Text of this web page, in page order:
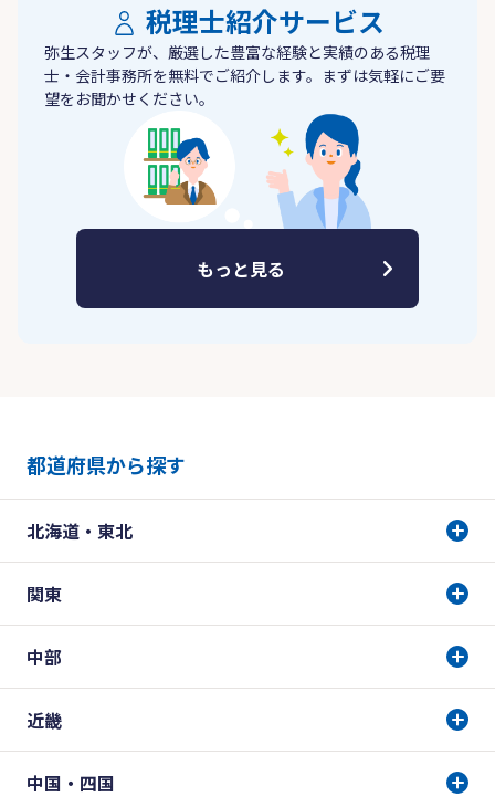
税理士紹介サービス
弥生スタッフが、厳選した豊富な経験と実績のある税理
士・会計事務所を無料でご紹介します。まずは気軽にご要
望をお聞かせください。
もっと見る
都道府県から探す
北海道・東北
関東
中部
近畿
中国・四国